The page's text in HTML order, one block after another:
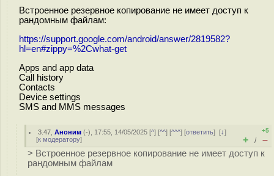
Встроенное резервное копирование не имеет доступ к
рандомным файлам:
https://support.google.com/android/answer/2819582?
hl=en#zippy=%2Cwhat-get
Apps and app data
Call history
Contacts
Device settings
SMS and MMS messages
3.47 ,Аноним (-), 17:55, 14/05/2025 [^] [^^] [^^^] [ответить][↓]
[к модератору]
+5
+ / –
> Встроенное резервное копирование не имеет доступ к
рандомным файлам